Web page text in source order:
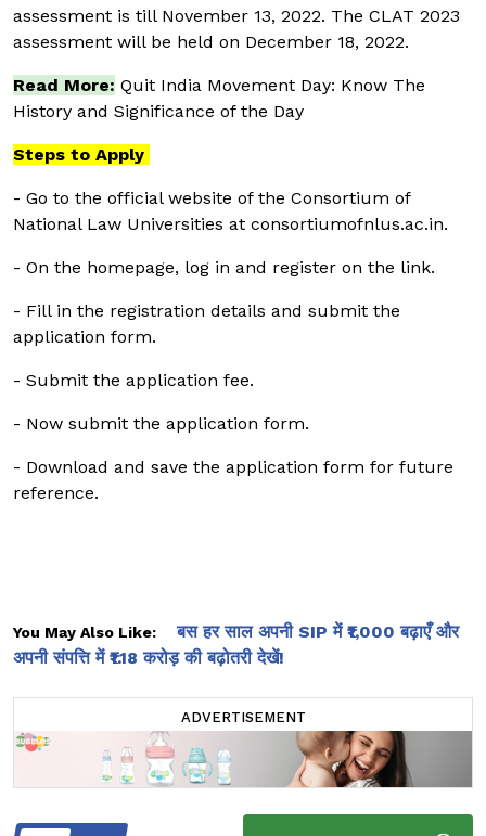
assessment is till November 13, 2022. The CLAT 2023
assessment will be held on December 18, 2022.
Read More: Quit India Movement Day: Know The
History and Significance of the Day
Steps to Apply
- Go to the official website of the Consortium of
National Law Universities at consortiumofnlus.ac.in.
- On the homepage, log in and register on the link.
- Fill in the registration details and submit the
application form.
- Submit the application fee.
- Now submit the application form.
- Download and save the application form for future
reference.
You May Also Like:
बस हर साल अपनी SIP में ₹1,000 बढ़ाएँ और
अपनी संपत्ति में ₹1.18 करोड़ की बढ़ोतरी देखें!
ADVERTISEMENT